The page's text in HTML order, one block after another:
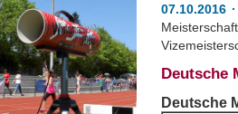
07.10.2016
Deutsche
Deutsche